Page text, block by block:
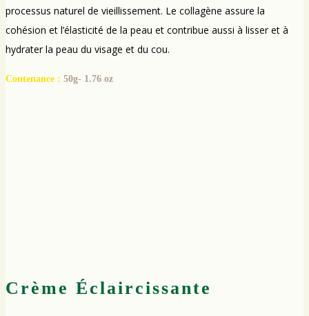
processus naturel de vieillissement. Le collagène assure la
cohésion et l’élasticité de la peau et contribue aussi à lisser et à
hydrater la peau du visage et du cou.
Contenance : 50g- 1.76 oz
Crème Éclaircissante